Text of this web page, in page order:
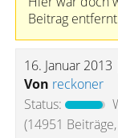
Beitrag
16. Januar
Von reckoner
Status:
(14951